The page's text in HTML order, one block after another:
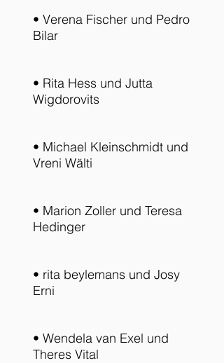
• Verena Fischer und Pedro
Bilar
• Rita Hess und Jutta
Wigdorovits
• Michael Kleinschmidt und
Vreni Wälti
• Marion Zoller und Teresa
Hedinger
• rita beylemans und Josy
Erni
• Wendela van Exel und
Theres Vital